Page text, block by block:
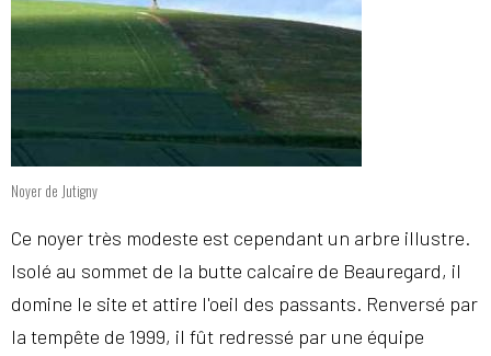
Noyer de Jutigny
Ce noyer très modeste est cependant un arbre illustre.
Isolé au sommet de la butte calcaire de Beauregard, il
domine le site et attire l'oeil des passants. Renversé par
la tempête de 1999, il fût redressé par une équipe